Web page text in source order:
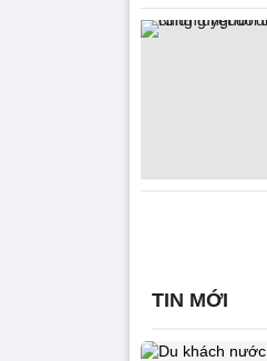
TIN MỚI